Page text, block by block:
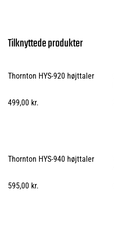
Tilknyttede produkter
Thornton HYS-920 højttaler
499,00 kr.
Thornton HYS-940 højttaler
595,00 kr.